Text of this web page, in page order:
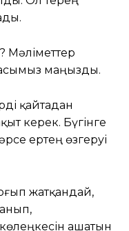
Мәліметтер
маңызды.
қайтадан
керек. Бүгінге
ертең өзгеруі
жатқандай,
ашатын